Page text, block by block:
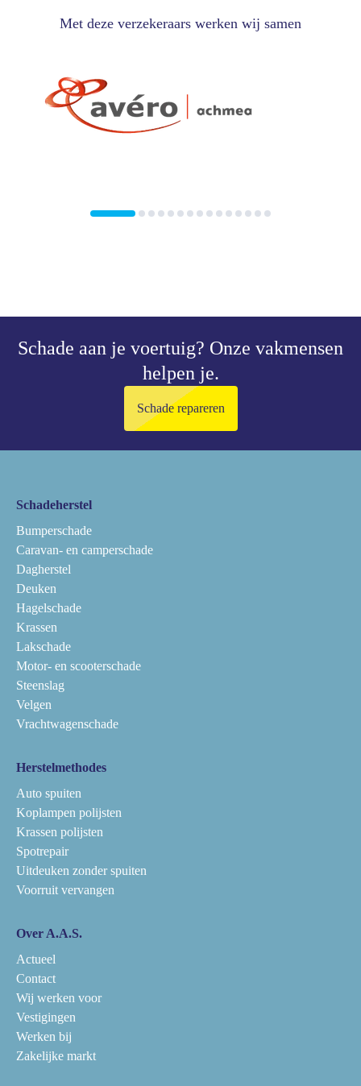
Met deze verzekeraars werken wij samen
Schade aan je voertuig? Onze vakmensen
helpen je.
Schade repareren
Schadeherstel
Bumperschade
Caravan- en camperschade
Dagherstel
Deuken
Hagelschade
Krassen
Lakschade
Motor- en scooterschade
Steenslag
Velgen
Vrachtwagenschade
Herstelmethodes
Auto spuiten
Koplampen polijsten
Krassen polijsten
Spotrepair
Uitdeuken zonder spuiten
Voorruit vervangen
Over A.A.S.
Actueel
Contact
Wij werken voor
Vestigingen
Werken bij
Zakelijke markt